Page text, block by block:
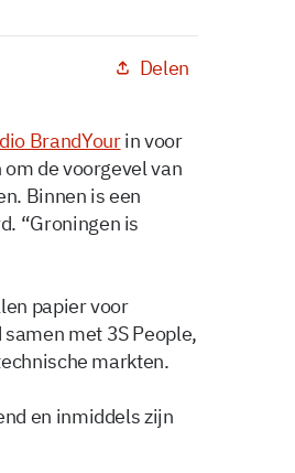
Delen
BrandYourin voor
de voorgevel van
Binnen is een
“Groningen is
papier voor
met 3S People,
markten.
en inmiddels zijn